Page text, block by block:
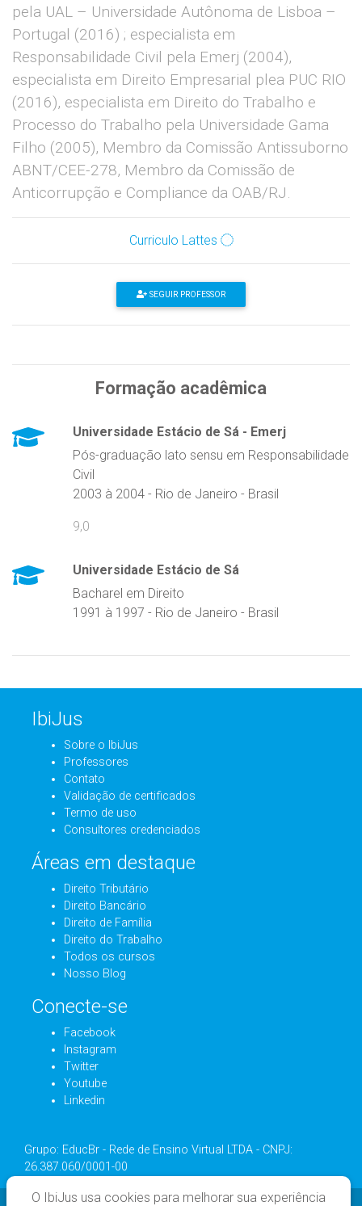
pela UAL – Universidade Autônoma de Lisboa –
Portugal (2016) ; especialista em
Responsabilidade Civil pela Emerj (2004),
especialista em Direito Empresarial plea PUC RIO
(2016), especialista em Direito do Trabalho e
Processo do Trabalho pela Universidade Gama
Filho (2005), Membro da Comissão Antissuborno
ABNT/CEE-278, Membro da Comissão de
Anticorrupção e Compliance da OAB/RJ.
Curriculo Lattes
SEGUIR PROFESSOR
Formação acadêmica
Universidade Estácio de Sá - Emerj
Pós-graduação lato sensu em Responsabilidade
Civil
2003 à 2004 - Rio de Janeiro - Brasil
9,0
Universidade Estácio de Sá
Bacharel em Direito
1991 à 1997 - Rio de Janeiro - Brasil
IbiJus
Sobre o IbiJus
Professores
Contato
Validação de certificados
Termo de uso
Consultores credenciados
Áreas em destaque
Direito Tributário
Direito Bancário
Direito de Família
Direito do Trabalho
Todos os cursos
Nosso Blog
Conecte-se
Facebook
Instagram
Twitter
Youtube
Linkedin
Grupo: EducBr - Rede de Ensino Virtual LTDA - CNPJ:
26.387.060/0001-00
O IbiJus usa cookies para melhorar sua experiência